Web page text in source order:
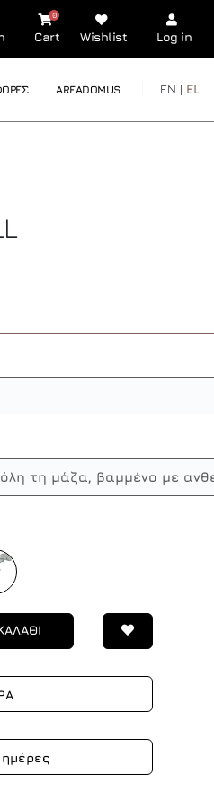
Cart
0
Wishlist Log in
AREADOMUS EN | EL
τη μάζα, βαμμένο με